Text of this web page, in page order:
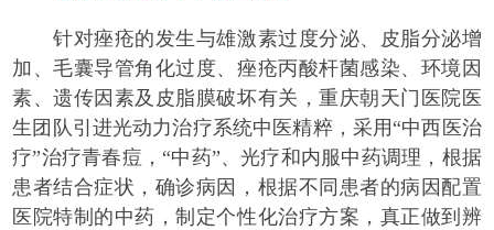
针对痤疮的发生与雄激素过度分泌、皮脂分泌增
加、毛囊导管角化过度、痤疮丙酸杆菌感染、环境因
素、遗传因素及皮脂膜破坏有关，重庆朝天门医院医
生团队引进光动力治疗系统中医精粹，采用“中西医治
疗”治疗青春痘，“中药”、光疗和内服中药调理，根据
患者结合症状，确诊病因，根据不同患者的病因配置
医院特制的中药，制定个性化治疗方案，真正做到辨